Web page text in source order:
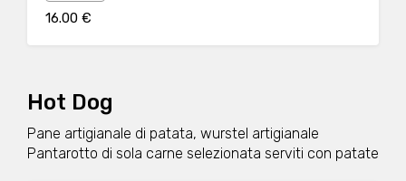
16.00 €
Hot Dog
Pane artigianale di patata, wurstel artigianale
Pantarotto di sola carne selezionata serviti con patate